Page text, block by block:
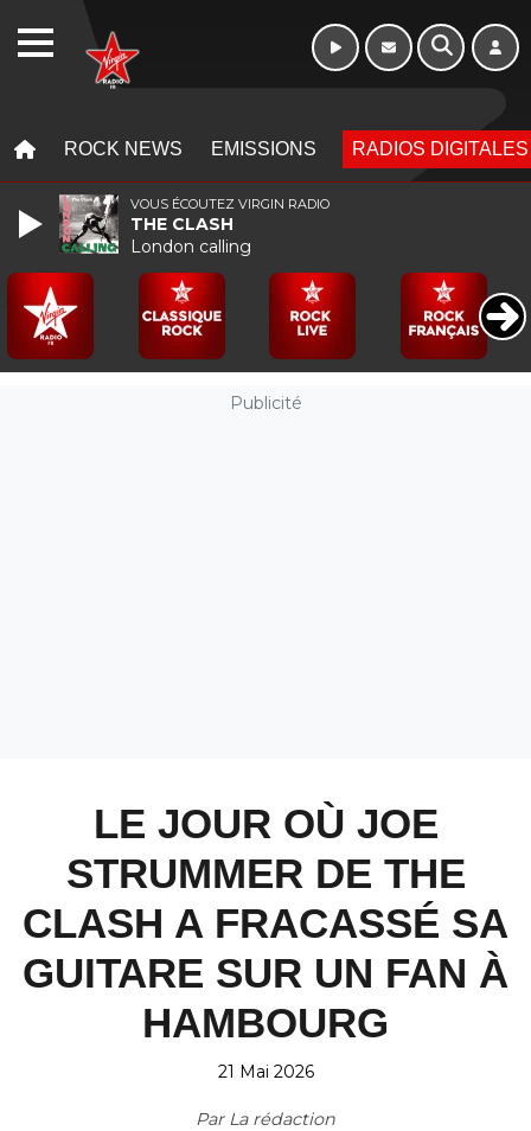
ROCK NEWS EMISSIONS RADIOS DIGITALES
Publicité
LE JOUR OÙ JOE
STRUMMER DE THE
CLASH A FRACASSÉ SA
GUITARE SUR UN FAN À
HAMBOURG
21 Mai 2026
Par La rédaction
VOUS ÉCOUTEZ VIRGIN RADIO
THE CLASH
London calling
WEBRADIO Week-end de 06h
à 12h